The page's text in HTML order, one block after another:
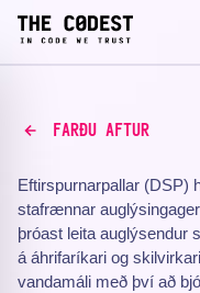
FARÐU AFTUR
Eftirspurnarpallar (DSP)
stafrænnar
þróast leita auglýsendur
á áhrifaríkari og
vandamáli með því að